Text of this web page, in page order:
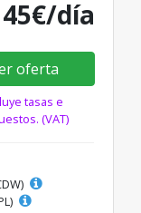
45€/día
oferta
tasas e
(VAT)